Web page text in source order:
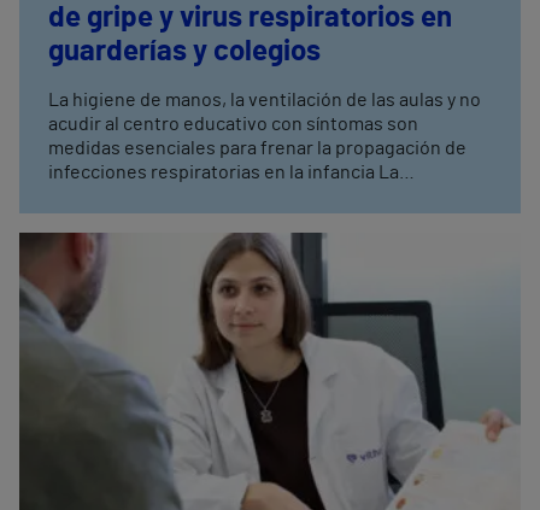
de gripe y virus respiratorios en
guarderías y colegios
La higiene de manos, la ventilación de las aulas y no
acudir al centro educativo con síntomas son
medidas esenciales para frenar la propagación de
infecciones respiratorias en la infancia La
para evitar brotes en invierno